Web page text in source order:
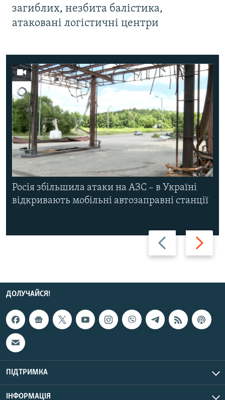
загиблих, незбита балістика,
атаковані логістичні центри
Назад Вперед
Росія збільшила атаки на АЗС – в Україні
відкривають мобільні автозаправні станції
ДОЛУЧАЙСЯ!
ПІДТРИМКА
ІНФОРМАЦІЯ